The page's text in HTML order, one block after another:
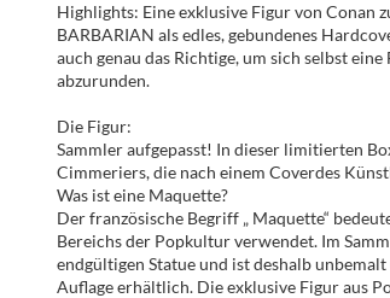
Highlights: Eine exklusive Figur von Conan
BARBARIAN als edles, gebundenes
auch genau das Richtige, um sich selbst
abzurunden.
Die Figur:
Sammler aufgepasst! In dieser limitierten
Cimmeriers, die nach einem Coverdes
Was ist eine Maquette?
Der französische Begriff „ Maquette“
Bereichs der Popkultur verwendet. Im
endgültigen Statue und ist deshalb
Auflage erhältlich. Die exklusive Figur aus